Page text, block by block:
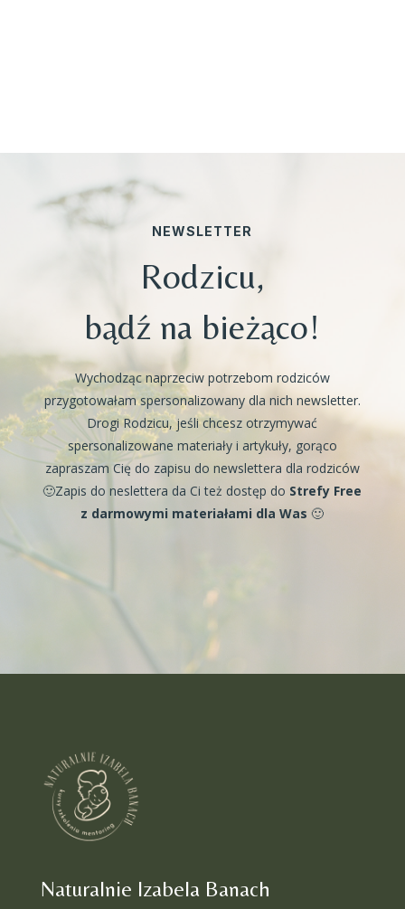
NEWSLETTER
Rodzicu,
bądź na bieżąco!
Wychodząc naprzeciw potrzebom rodziców
przygotowałam spersonalizowany dla nich newsletter.
Drogi Rodzicu, jeśli chcesz otrzymywać
spersonalizowane materiały i artykuły, gorąco
zapraszam Cię do zapisu do newslettera dla rodziców
🙂Zapis do neslettera da Ci też dostęp do Strefy Free
z darmowymi materiałami dla Was 🙂
Naturalnie Izabela Banach